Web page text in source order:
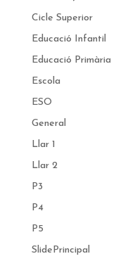
Cicle Superior
Educació Infantil
Educació Primària
Escola
ESO
General
Llar 1
Llar 2
P3
P4
P5
SlidePrincipal